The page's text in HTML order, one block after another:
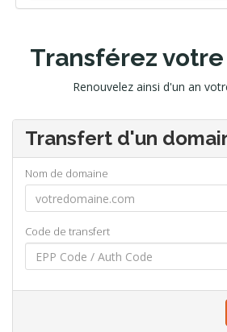
Transférez
Renouvelez ainsi d'un an
Transfert d'un
Nom de domaine
Code de transfert